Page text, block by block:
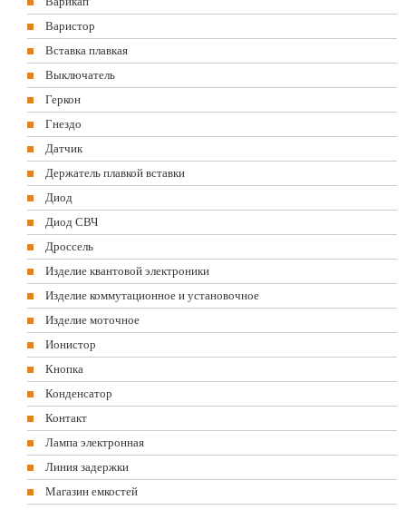
Варистор
Вставка плавкая
Выключатель
Геркон
Гнездо
Датчик
Держатель плавкой вставки
Диод
Диод СВЧ
Дроссель
Изделие квантовой электроники
Изделие коммутационное и установочное
Изделие моточное
Ионистор
Кнопка
Конденсатор
Контакт
Лампа электронная
Линия задержки
Магазин емкостей